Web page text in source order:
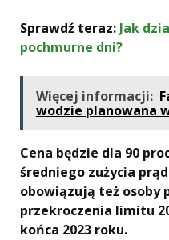
Sprawdź teraz: Jak
pochmurne dni?
Więcej informacji:
wodzie planowana
Cena będzie dla 90
średniego zużycia
obowiązują też osoby
przekroczenia limitu
końca 2023 roku.